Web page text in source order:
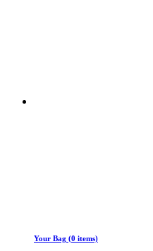
Your Bag (0 items)